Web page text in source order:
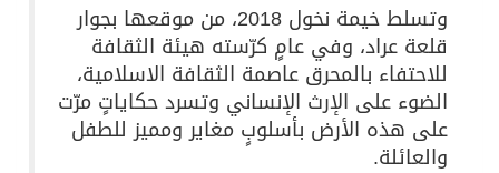
وتسلط خيمة نخول 2018، من موقعها بجوار
قلعة عراد، وفي عامٍ كرّسته هيئة الثقافة
للاحتفاء بالمحرق عاصمة الثقافة الاسلامية،
الضوء على الإرث الإنساني وتسرد حكاياتٍ مرّت
على هذه الأرض بأسلوبٍ مغاير ومميز للطفل
والعائلة.